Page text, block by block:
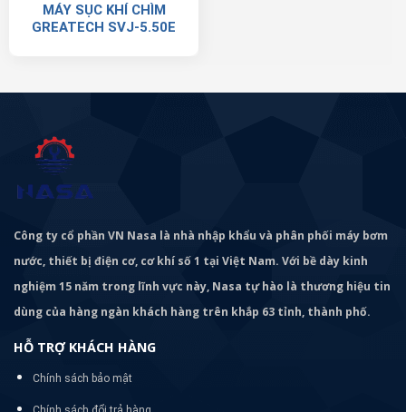
MÁY SỤC KHÍ CHÌM
GREATECH SVJ-5.50E
Công ty cổ phần VN Nasa là nhà nhập khẩu và phân phối máy bơm
nước, thiết bị điện cơ, cơ khí số 1 tại Việt Nam. Với bề dày kinh
nghiệm 15 năm trong lĩnh vực này, Nasa tự hào là thương hiệu tin
dùng của hàng ngàn khách hàng trên khắp 63 tỉnh, thành phố.
HỖ TRỢ KHÁCH HÀNG
Chính sách bảo mật